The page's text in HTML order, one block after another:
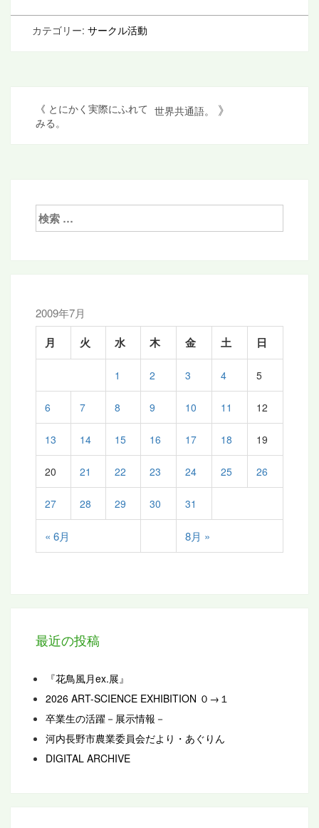
カテゴリー: サークル活動
《 とにかく実際にふれて
みる。
世界共通語。 》
検
索:
2009年7月
月 火 水 木 金 土 日
« 6月 8月 »
1 2 3 4 5
6 7 8 9 10 11 12
13 14 15 16 17 18 19
20 21 22 23 24 25 26
27 28 29 30 31
最近の投稿
『花鳥風月ex.展』
2026 ART-SCIENCE EXHIBITION ０→１
卒業生の活躍－展示情報－
河内長野市農業委員会だより・あぐりん
DIGITAL ARCHIVE